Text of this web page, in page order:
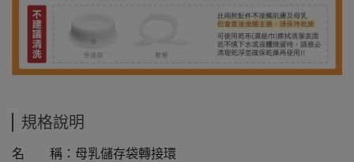
規格說明
名 稱：母乳儲存袋轉接環